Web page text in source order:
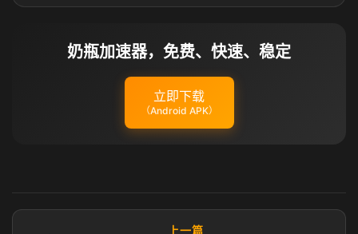
奶瓶加速器，免费、快速、稳定
立即下载
（Android APK）
上一篇